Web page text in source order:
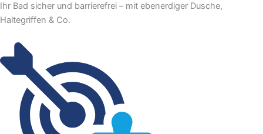
Ihr Bad sicher und barrierefrei – mit ebenerdiger Dusche,
Haltegriffen & Co.